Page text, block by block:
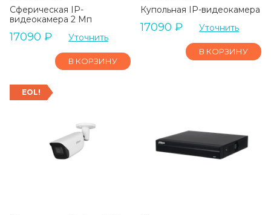
Сферическая IP-
видеокамера 2 Мп
17090 ₽ Уточнить
В КОРЗИНУ
Купольная IP-видеокамера
17090 ₽ Уточнить
В КОРЗИНУ
EOL!